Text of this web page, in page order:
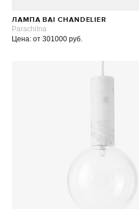
ЛАМПА BAI CHANDELIER
Parachilna
Цена: от 301000 руб.